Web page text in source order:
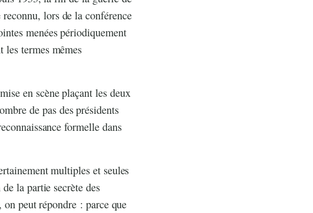
lors de la conférence
menées périodiquement
les termes mêmes
en scène plaçant les deux
de pas des présidents
formelle dans
multiples et seules
la partie secrète des
peut répondre : parce que